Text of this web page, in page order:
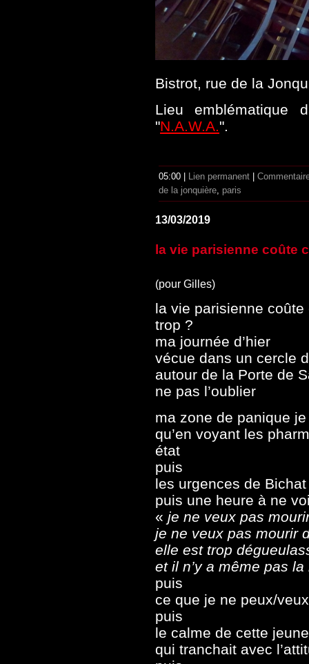
Bistrot, rue de la
Lieu emblématique
"N.A.W.A.".
05:00 | Lien permanent
de la jonquière paris
13/03/2019
la vie parisienne coûte
(pour Gilles)
la vie parisienne coûte
trop ?
ma journée d’hier
vécue dans un cercle
autour de la Porte de
ne pas l’oublier
ma zone de panique je
qu’en voyant les
état
puis
les urgences de Bichat
puis une heure à ne
« je ne veux pas
je ne veux pas mourir
elle est trop
et il n’y a même pas la
puis
ce que je ne peux/
puis
le calme de cette
qui tranchait avec